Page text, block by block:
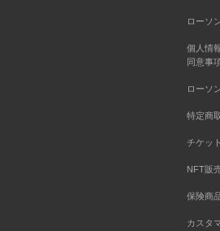
ローソ
個人情
同意事
ローソ
特定商
チケッ
NFT販
保険商
カスタ